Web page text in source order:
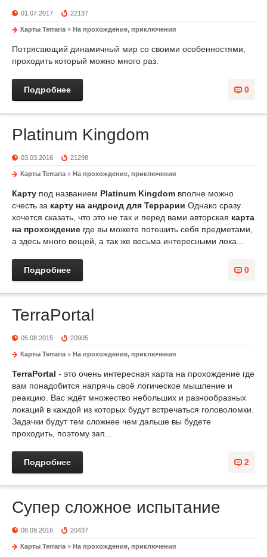
01.07.2017 22137
Карты Terraria » На прохождение, приключения
Потрясающий динамичный мир со своими особенностями,
проходить который можно много раз.
0
Подробнее
Platinum Kingdom
03.03.2016 21298
Карты Terraria » На прохождение, приключения
Карту под названием Platinum Kingdom вполне можно
счесть за карту на андроид для Террарии .Однако сразу
хочется сказать, что это не так и перед вами авторская карта
на прохождение где вы можете потешить себя предметами,
а здесь много вещей, а так же весьма интересными лока...
0
Подробнее
TerraPortal
05.08.2015 20905
Карты Terraria » На прохождение, приключения
TerraPortal - это очень интересная карта на прохождение где
вам понадобится напрячь своё логическое мышление и
реакцию. Вас ждёт множество небольших и разнообразных
локаций в каждой из которых будут встречаться головоломки.
Задачки будут тем сложнее чем дальше вы будете
проходить, поэтому зап...
2
Подробнее
Супер сложное испытание
08.09.2016 20437
Карты Terraria » На прохождение, приключения